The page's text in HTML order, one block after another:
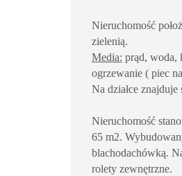
Nieruchomość
zielenią.
Media: prąd, woda,
ogrzewanie ( piec
Na działce
Nieruchomość
65 m2.
blachodachówką.
rolety zewnętrzne.